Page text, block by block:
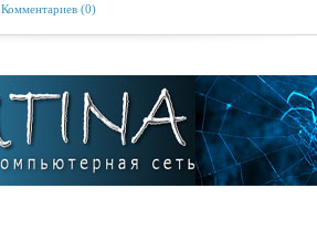
Комментариев (0)